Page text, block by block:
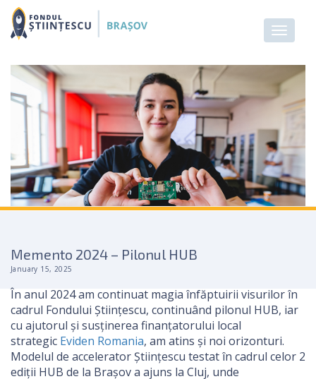
Memento 2024 – Pilonul HUB
January 15, 2025
În anul 2024 am continuat magia înfăptuirii visurilor în
cadrul Fondului Științescu, continuând pilonul HUB, iar
cu ajutorul și susținerea finanțatorului local
strategic Eviden Romania, am atins și noi orizonturi.
Modelul de accelerator Științescu testat în cadrul celor 2
ediții HUB de la Brașov a ajuns la Cluj, unde